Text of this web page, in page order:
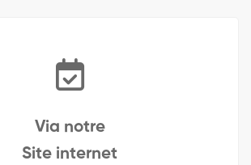
Via notre
Site internet